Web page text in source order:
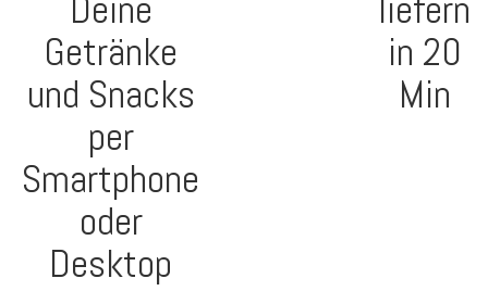
Deine
Getränke
und Snacks
per
Smartphone
oder
Desktop
liefern
in 20
Min